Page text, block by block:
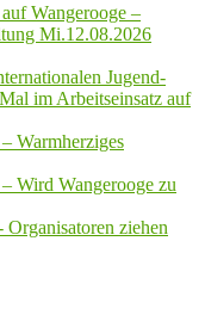
Wangerooge –
Mi.12.08.2026
Jugend-
im Arbeitseinsatz auf
Warmherziges
Wird Wangerooge zu
Organisatoren ziehen